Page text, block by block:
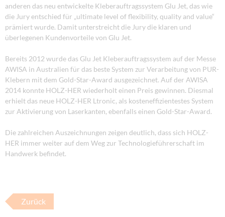
anderen das neu entwickelte Kleberauftragssystem Glu Jet, das wie
die Jury entschied für „ultimate level of flexibility, quality and value“
prämiert wurde. Damit unterstreicht die Jury die klaren und
überlegenen Kundenvorteile von Glu Jet.
Bereits 2012 wurde das Glu Jet Kleberauftragssystem auf der Messe
AWISA in Australien für das beste System zur Verarbeitung von PUR-
Klebern mit dem Gold-Star-Award ausgezeichnet. Auf der AWISA
2014 konnte HOLZ-HER wiederholt einen Preis gewinnen. Diesmal
erhielt das neue HOLZ-HER Ltronic, als kosteneffizientestes System
zur Aktivierung von Laserkanten, ebenfalls einen Gold-Star-Award.
Die zahlreichen Auszeichnungen zeigen deutlich, dass sich HOLZ-
HER immer weiter auf dem Weg zur Technologieführerschaft im
Handwerk befindet.
Zurück